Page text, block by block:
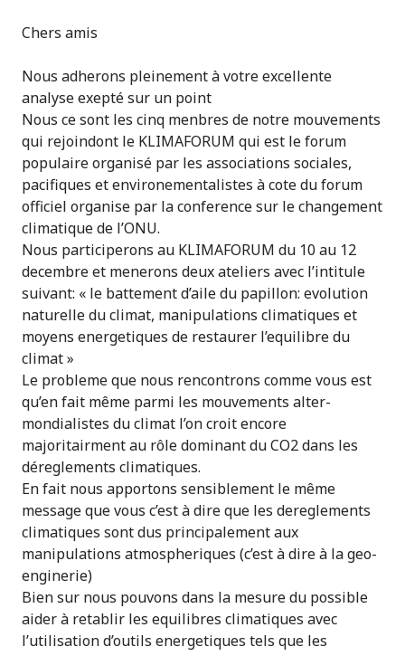
Chers amis
Nous adherons pleinement à votre excellente
analyse exepté sur un point
Nous ce sont les cinq menbres de notre mouvements
qui rejoindont le KLIMAFORUM qui est le forum
populaire organisé par les associations sociales,
pacifiques et environementalistes à cote du forum
officiel organise par la conference sur le changement
climatique de l’ONU.
Nous participerons au KLIMAFORUM du 10 au 12
decembre et menerons deux ateliers avec l’intitule
suivant: « le battement d’aile du papillon: evolution
naturelle du climat, manipulations climatiques et
moyens energetiques de restaurer l’equilibre du
climat »
Le probleme que nous rencontrons comme vous est
qu’en fait même parmi les mouvements alter-
mondialistes du climat l’on croit encore
majoritairment au rôle dominant du CO2 dans les
déreglements climatiques.
En fait nous apportons sensiblement le même
message que vous c’est à dire que les dereglements
climatiques sont dus principalement aux
manipulations atmospheriques (c’est à dire à la geo-
enginerie)
Bien sur nous pouvons dans la mesure du possible
aider à retablir les equilibres climatiques avec
l’utilisation d’outils energetiques tels que les